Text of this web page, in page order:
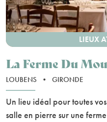
LIEUX
La Ferme Du
LOUBENS • GIRONDE
Un lieu idéal pour toutes
salle en pierre sur une